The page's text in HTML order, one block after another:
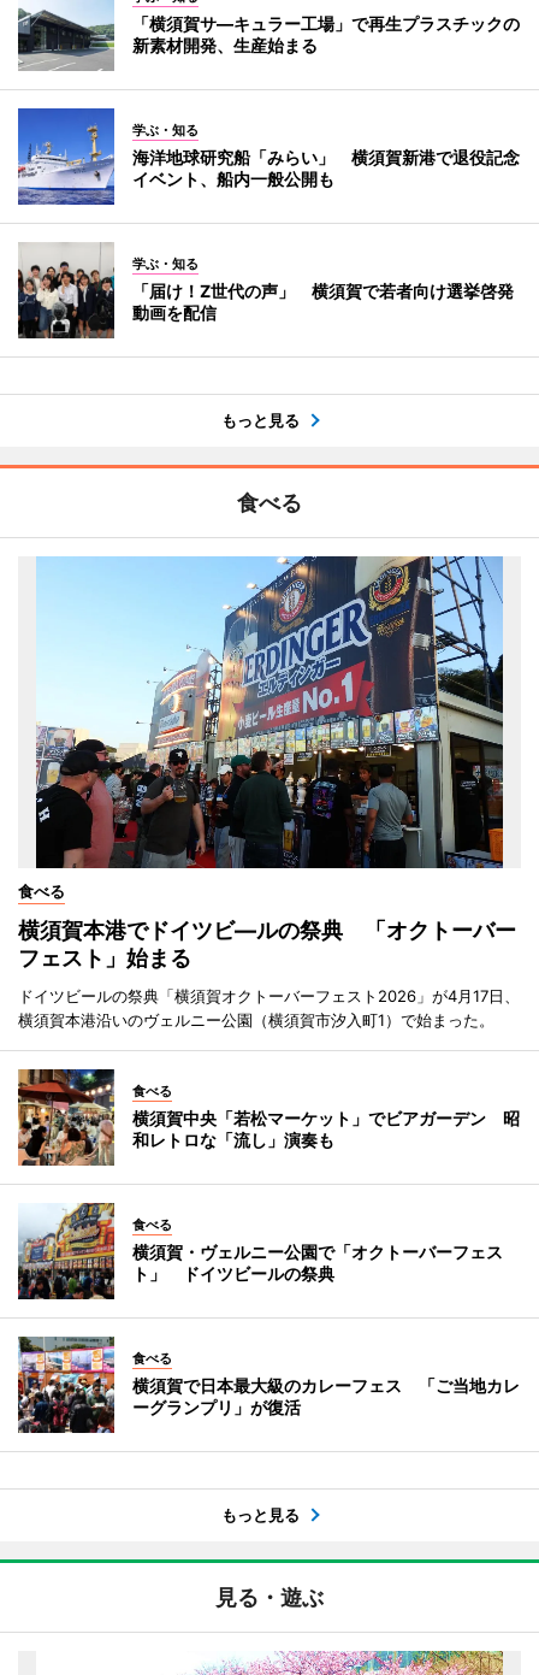
「横須賀サ―キュラー工場」で再生プラスチックの
新素材開発、生産始まる
学ぶ・知る
海洋地球研究船「みらい」 横須賀新港で退役記念
イベント、船内一般公開も
学ぶ・知る
「届け！Z世代の声」 横須賀で若者向け選挙啓発
動画を配信
もっと見る
食べる
食べる
横須賀本港でドイツビ―ルの祭典 「オクトーバー
フェスト」始まる
ドイツビールの祭典「横須賀オクトーバーフェスト2026」が4月17日、
横須賀本港沿いのヴェルニー公園（横須賀市汐入町1）で始まった。
食べる
横須賀中央「若松マーケット」でビアガーデン 昭
和レトロな「流し」演奏も
食べる
横須賀・ヴェルニー公園で「オクトーバーフェス
ト」 ドイツビールの祭典
食べる
横須賀で日本最大級のカレーフェス 「ご当地カレ
ーグランプリ」が復活
もっと見る
見る・遊ぶ